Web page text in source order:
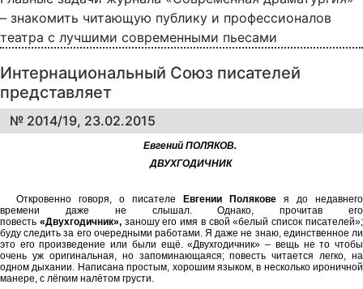
– знакомить читающую публику и профессионалов
театра с лучшими современными пьесами
Интернациональный Союз писателей
представляет
№ 2014/19, 23.02.2015
Евгений ПОЛЯКОВ.
ДВУХГОДИЧНИК
Откровенно говоря, о писателе Евгении Полякове я до недавнего
времени даже не слышал. Однако, прочитав его
повесть «Двухгодичник»,заношу его имя в свой «белый список писателей»;
буду следить за его очередными работами. Я даже не знаю, единственное ли
это его произведение или были ещё. «Двухгодичник» – вещь не то чтобы
очень уж оригинальная, но запоминающаяся; повесть читается легко, на
одном дыхании. Написана простым, хорошим языком, в несколько ироничной
манере, с лёгким налётом грусти.